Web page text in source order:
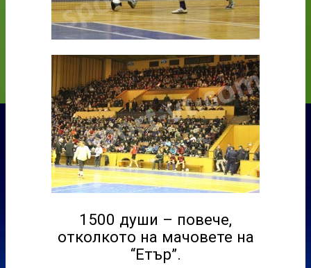
1500 души – повече,
отколкото на мачовете на
“Етър”.